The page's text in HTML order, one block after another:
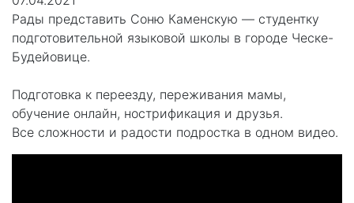
Рады представить Соню Каменскую — студентку
подготовительной языковой школы в городе Ческе-
Будейовице.
Подготовка к переезду, переживания мамы,
обучение онлайн, нострификация и друзья.
Все сложности и радости подростка в одном видео.